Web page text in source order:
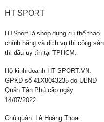
HT SPORT
HTSport là shop dụng cụ thể thao
chính hãng và dịch vụ thi công sân
thi đấu uy tín tại TPHCM.
Hộ kinh doanh HT SPORT.VN.
GPKD số 41X8043235 do UBND
Quận Tân Phú cấp ngày
14/07/2022
Chủ quản: Lê Hoàng Thoại